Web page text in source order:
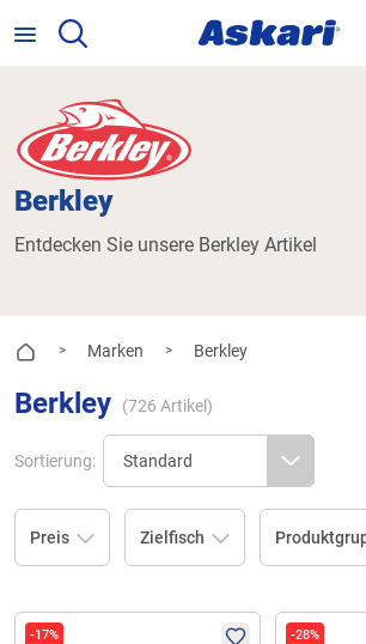
Berkley
Entdecken Sie unsere Berkley Artikel
> Marken > Berkley
Berkley (726 Artikel)
Sortierung:
Preis Zielfisch
-17% -28%